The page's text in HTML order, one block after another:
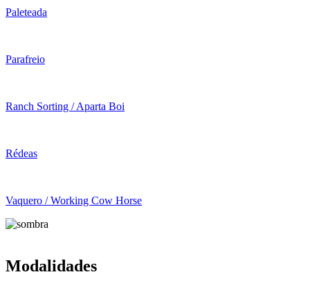
Paleteada
Parafreio
Ranch Sorting / Aparta Boi
Rédeas
Vaquero / Working Cow Horse
Modalidades